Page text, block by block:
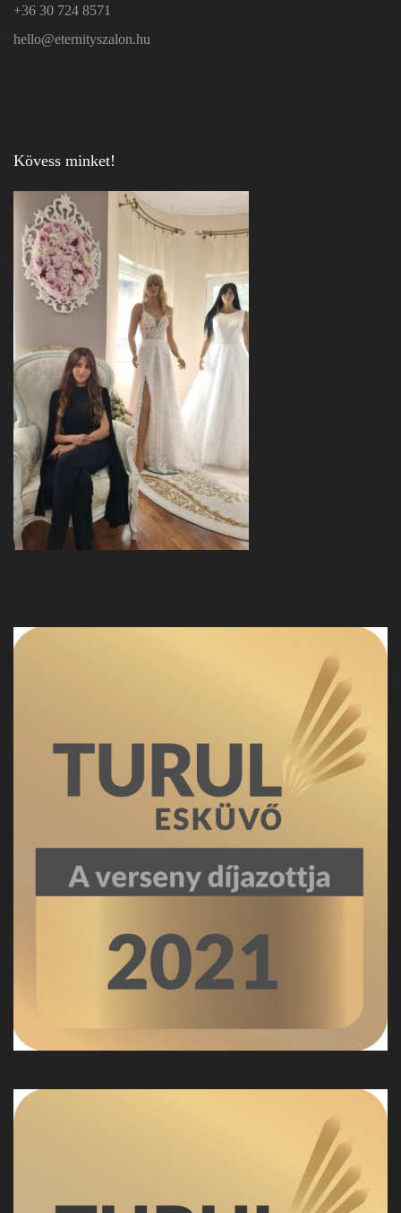
+36 30 724 8571
hello@eternityszalon.hu
Kövess minket!